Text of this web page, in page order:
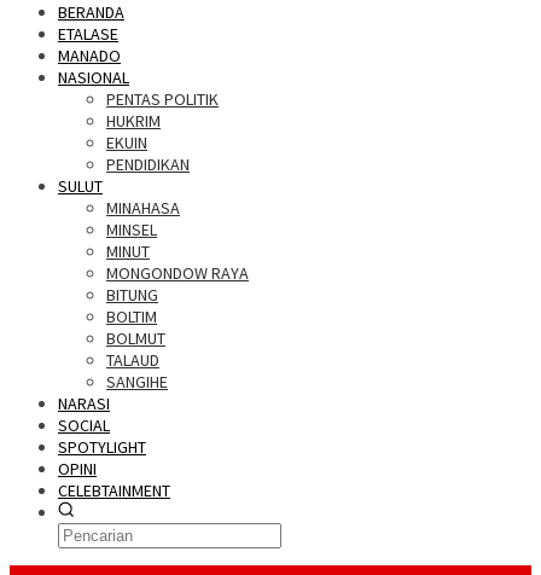
BERANDA
ETALASE
MANADO
NASIONAL
PENTAS POLITIK
HUKRIM
EKUIN
PENDIDIKAN
SULUT
MINAHASA
MINSEL
MINUT
MONGONDOW RAYA
BITUNG
BOLTIM
BOLMUT
TALAUD
SANGIHE
NARASI
SOCIAL
SPOTYLIGHT
OPINI
CELEBTAINMENT